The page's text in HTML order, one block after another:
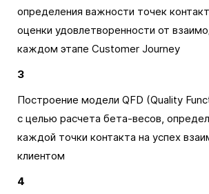
определения важности точек
оценки удовлетворенности от
каждом этапе Customer Journey
3
Построение модели QFD (Quality
с целью расчета бета-весов,
каждой точки контакта на успех
клиентом
4